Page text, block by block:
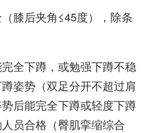
膝后夹角≤45度），除条
全下蹲，或勉强下蹲不稳
姿势（双足分开不超过肩
后能完全下蹲或轻度下蹲
员合格（臀肌挛缩综合